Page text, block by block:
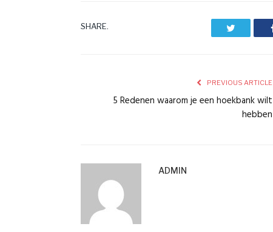
SHARE.
PREVIOUS ARTICLE
5 Redenen waarom je een hoekbank wilt
hebben
ADMIN